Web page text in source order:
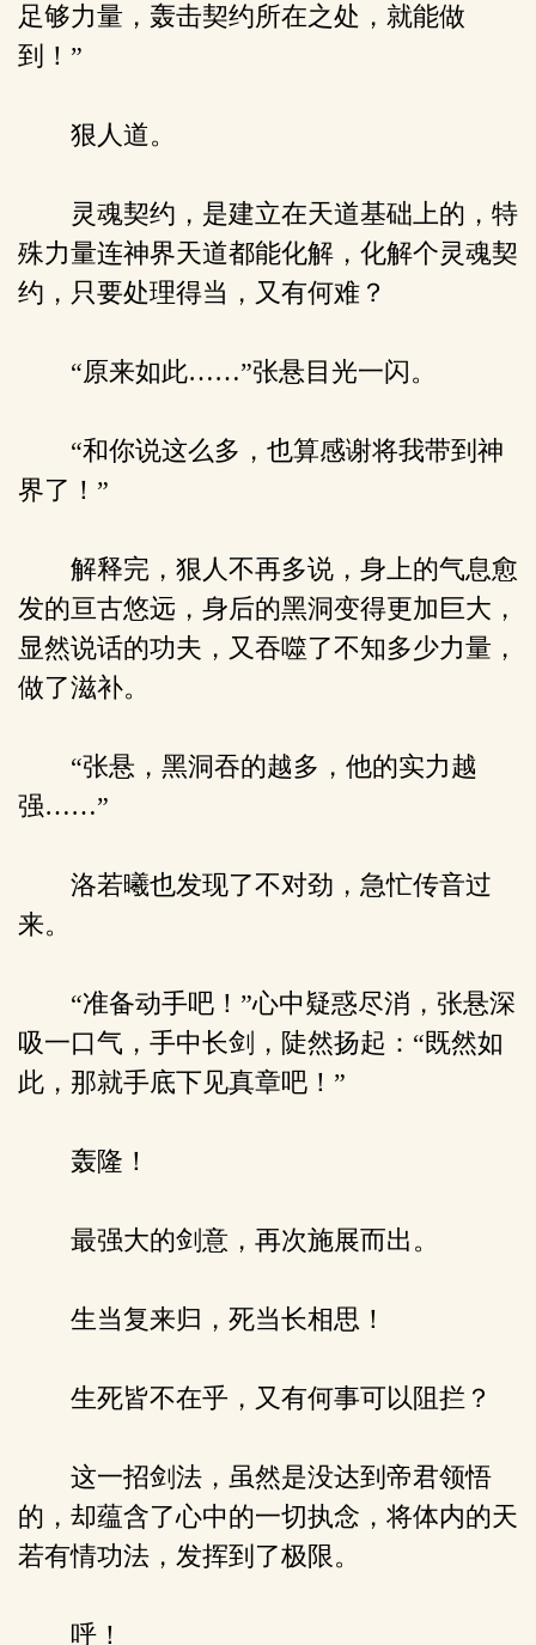
足够力量，轰击契约所在之处，就能做
到！”
狠人道。
灵魂契约，是建立在天道基础上的，特
殊力量连神界天道都能化解，化解个灵魂契
约，只要处理得当，又有何难？
“原来如此……”张悬目光一闪。
“和你说这么多，也算感谢将我带到神
界了！”
解释完，狠人不再多说，身上的气息愈
发的亘古悠远，身后的黑洞变得更加巨大，
显然说话的功夫，又吞噬了不知多少力量，
做了滋补。
“张悬，黑洞吞的越多，他的实力越
强……”
洛若曦也发现了不对劲，急忙传音过
来。
“准备动手吧！”心中疑惑尽消，张悬深
吸一口气，手中长剑，陡然扬起：“既然如
此，那就手底下见真章吧！”
轰隆！
最强大的剑意，再次施展而出。
生当复来归，死当长相思！
生死皆不在乎，又有何事可以阻拦？
这一招剑法，虽然是没达到帝君领悟
的，却蕴含了心中的一切执念，将体内的天
若有情功法，发挥到了极限。
呼！